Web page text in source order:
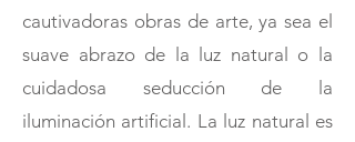
cautivadoras obras de arte, ya sea el
suave abrazo de la luz natural o la
cuidadosa seducción de la
iluminación artificial. La luz natural es